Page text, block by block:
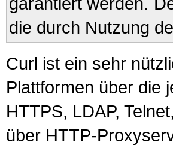
die durch Nutzung
Curl ist ein sehr
Plattformen über die
HTTPS, LDAP, Telnet
über HTTP-